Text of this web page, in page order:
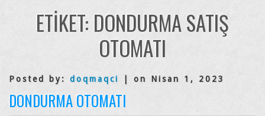
ETIKET: DONDURMA SATIŞ
OTOMATI
Posted by: doqmaqci | on Nisan 1, 2023
DONDURMA OTOMATI